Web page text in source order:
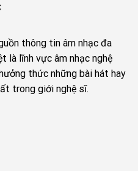
thông tin âm nhạc đa
là lĩnh vực âm nhạc nghệ
thức những bài hát hay
trong giới nghệ sĩ.